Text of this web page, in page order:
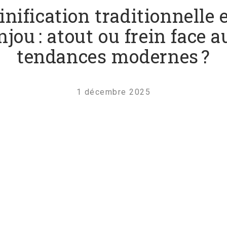
traditionnelle
: atout ou frein face
tendances modernes ?
1 décembre 2025